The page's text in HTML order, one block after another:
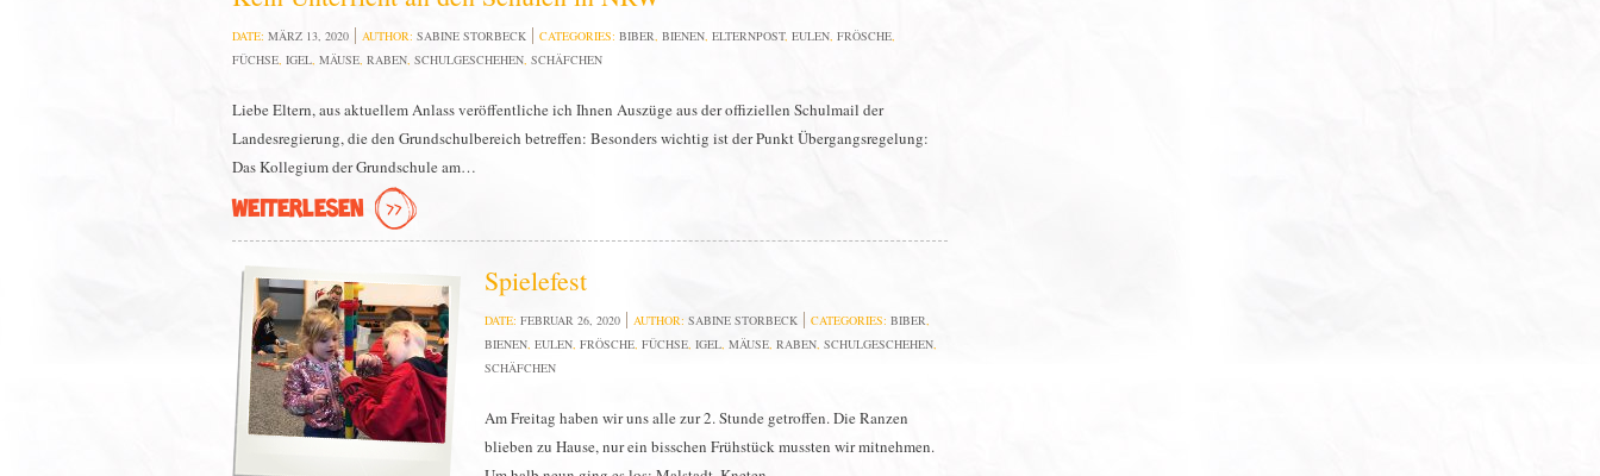
DATE: MÄRZ 13, 2020 AUTHOR: SABINE STORBECK CATEGORIES: BIBER, BIENEN, ELTERNPOST, EULEN, FRÖSCHE,
FÜCHSE, IGEL, MÄUSE, RABEN, SCHULGESCHEHEN, SCHÄFCHEN
Liebe Eltern, aus aktuellem Anlass veröffentliche ich Ihnen Auszüge aus der offiziellen Schulmail der
Landesregierung, die den Grundschulbereich betreffen: Besonders wichtig ist der Punkt Übergangsregelung:
Das Kollegium der Grundschule am…
WEITERLESEN
Spielefest
DATE: FEBRUAR 26, 2020 AUTHOR: SABINE STORBECK CATEGORIES: BIBER,
BIENEN, EULEN, FRÖSCHE, FÜCHSE, IGEL, MÄUSE, RABEN, SCHULGESCHEHEN,
SCHÄFCHEN
Am Freitag haben wir uns alle zur 2. Stunde getroffen. Die Ranzen
blieben zu Hause, nur ein bisschen Frühstück mussten wir mitnehmen.